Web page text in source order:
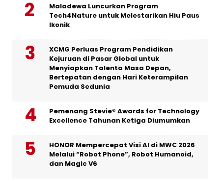
Maladewa Luncurkan Program
Tech4Nature untuk Melestarikan Hiu Paus
Ikonik
XCMG Perluas Program Pendidikan
Kejuruan di Pasar Global untuk
Menyiapkan Talenta Masa Depan,
Bertepatan dengan Hari Keterampilan
Pemuda Sedunia
Pemenang Stevie® Awards for Technology
Excellence Tahunan Ketiga Diumumkan
HONOR Mempercepat Visi AI di MWC 2026
Melalui “Robot Phone”, Robot Humanoid,
dan Magic V6